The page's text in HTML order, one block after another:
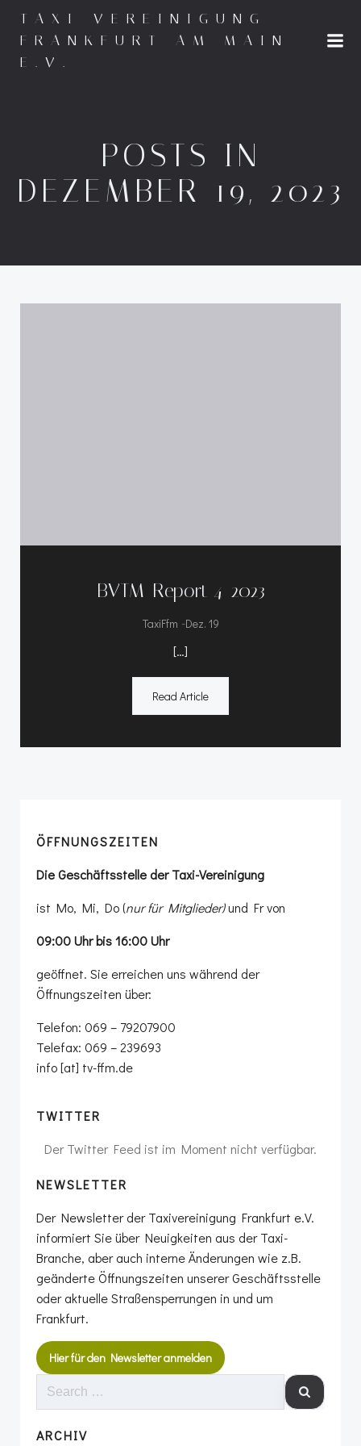
Inhalt
springen
TAXI-VEREINIGUNG
FRANKFURT AM MAIN
E.V.
POSTS IN
DEZEMBER 19, 2023
BVTM-Report 4-2023
TaxiFfm -Dez. 19
[…]
Read Article
ÖFFNUNGSZEITEN
Die Geschäftsstelle der Taxi-Vereinigung
ist Mo, Mi, Do (nur für Mitglieder)und Fr von
09:00 Uhr bis 16:00 Uhr
geöffnet. Sie erreichen uns während der
Öffnungszeiten über:
Telefon: 069 – 79207900
Telefax: 069 – 239693
info [at] tv-ffm.de
TWITTER
Der Twitter Feed ist im Moment nicht verfügbar.
NEWSLETTER
Der Newsletter der Taxivereinigung Frankfurt e.V.
informiert Sie über Neuigkeiten aus der Taxi-
Branche, aber auch interne Änderungen wie z.B.
geänderte Öffnungszeiten unserer Geschäftsstelle
oder aktuelle Straßensperrungen in und um
Frankfurt.
Hier für den Newsletter anmelden
FOR:
ARCHIV